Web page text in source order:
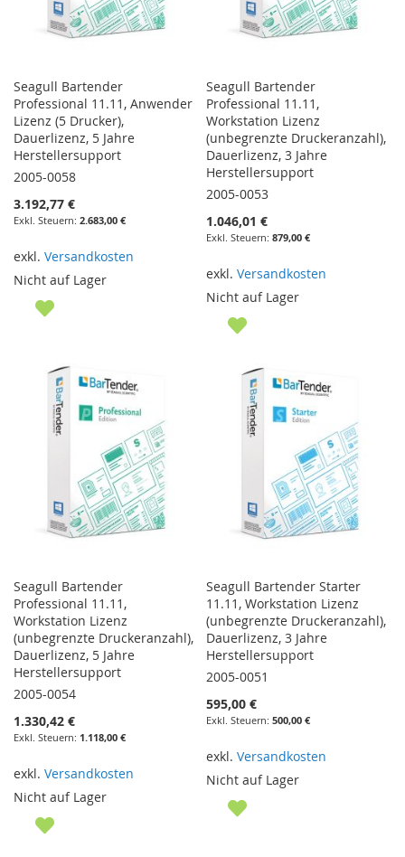
Seagull Bartender
Professional 11.11, Anwender
Lizenz (5 Drucker),
Dauerlizenz, 5 Jahre
Herstellersupport
2005-0058
3.192,77 €
2.683,00 €
exkl. Versandkosten
Nicht auf Lager
Seagull Bartender
Professional 11.11,
Workstation Lizenz
(unbegrenzte Druckeranzahl),
Dauerlizenz, 3 Jahre
Herstellersupport
2005-0053
1.046,01 €
879,00 €
exkl.Versandkosten
Nicht auf Lager
Seagull Bartender
Professional 11.11,
Workstation Lizenz
(unbegrenzte Druckeranzahl),
Dauerlizenz, 5 Jahre
Herstellersupport
2005-0054
1.330,42 €
1.118,00 €
exkl. Versandkosten
Nicht auf Lager
Seagull Bartender Starter
11.11, Workstation Lizenz
(unbegrenzte Druckeranzahl),
Dauerlizenz, 3 Jahre
Herstellersupport
2005-0051
595,00 €
500,00 €
exkl.Versandkosten
Nicht auf Lager